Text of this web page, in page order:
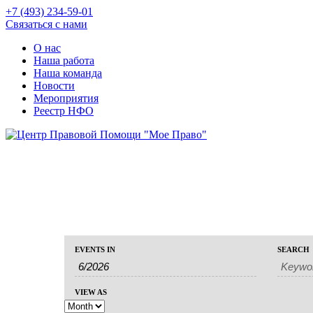
+7 (493) 234-59-01
Связаться с нами
О нас
Наша работа
Наша команда
Новости
Мероприятия
Реестр НФО
Events
Search
and
Views
EVENTS IN SEARCH
Event
Views
VIEW AS